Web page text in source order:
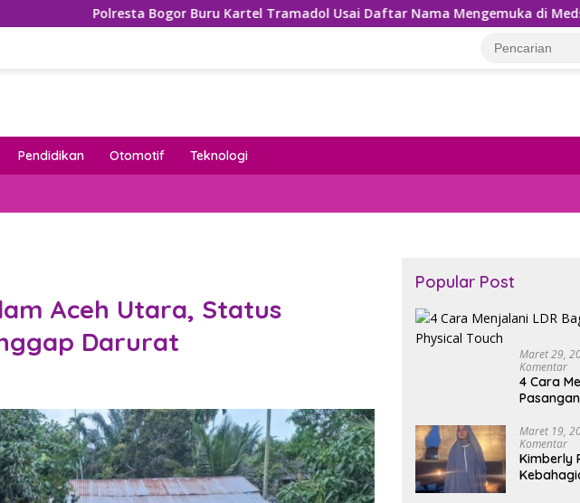
Bogor Buru Kartel Tramadol Usai Daftar Nama Mengemuka di Medsos
Pendidikan Otomotif Teknologi
Aceh Utara, Status
Darurat
Popular Post
Maret 29,
Komentar
4 Cara
Maret 19,
Komentar
Kimberly